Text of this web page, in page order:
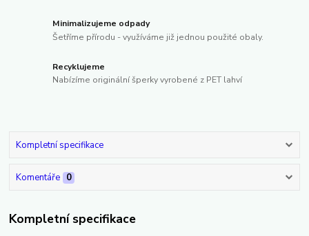
Minimalizujeme odpady
Šetříme přírodu - využíváme již jednou použité obaly.
Recyklujeme
Nabízíme originální šperky vyrobené z PET lahví
Kompletní specifikace
Komentáře 0
Kompletní specifikace